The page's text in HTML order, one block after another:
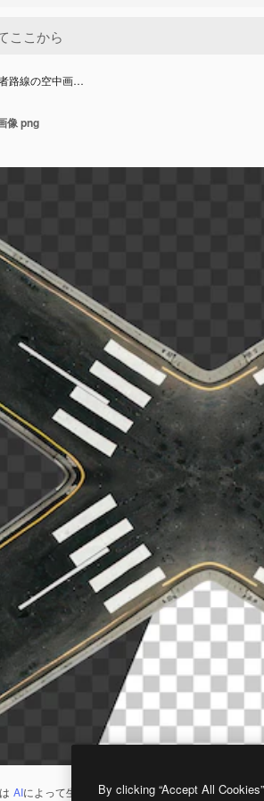
路線の空中画…
AIによって生成されたものです。 AI画像生成ツール
像 png
By clicking “Accept All